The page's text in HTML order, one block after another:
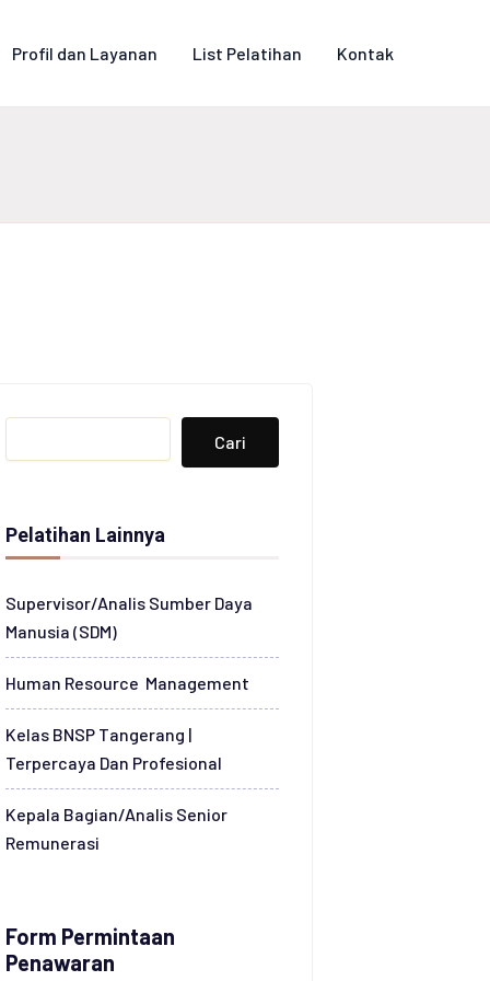
Profil dan Layanan List Pelatihan Kontak
Search
Cari
Pelatihan Lainnya
Supervisor/Analis Sumber Daya
Manusia (SDM)
Human Resource Management
Kelas BNSP Tangerang |
Terpercaya Dan Profesional
Kepala Bagian/Analis Senior
Remunerasi
Form Permintaan
Penawaran